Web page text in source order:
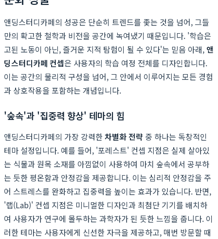
앤딩스터디카페의 성공은 단순히 트렌드를 좇는 것을 넘어, 그들
만의 확고한 철학과 비전을 공간에 녹여냈기 때문입니다. '학습은
고된 노동이 아닌, 즐거운 지적 탐험이 될 수 있다'는 믿음 아래, 앤
딩스터디카페 컨셉은 사용자의 학습 여정 전체를 디자인합니다.
이는 공간의 물리적 구성을 넘어, 그 안에서 이루어지는 모든 경험
과 상호작용을 포함하는 개념입니다.
'숲속'과 '집중력 향상' 테마의 힘
앤딩스터디카페의 가장 강력한차별화 전략 중 하나는 독창적인
테마 설정입니다. 예를 들어, '포레스트' 컨셉 지점은 실제 살아있
는 식물과 원목 소재를 아낌없이 사용하여 마치 숲속에서 공부하
는 듯한 평온함과 안정감을 제공합니다. 이는 심리적 안정감을 주
어 스트레스를 완화하고 집중력을 높이는 효과가 있습니다. 반면,
'랩(Lab)' 컨셉 지점은 미니멀한 디자인과 최첨단 기기를 배치하
여 사용자가 연구에 몰두하는 과학자가 된 듯한 느낌을 줍니다. 이
러한 테마는 사용자에게 신선한 자극을 제공하고, 매번 방문할 때